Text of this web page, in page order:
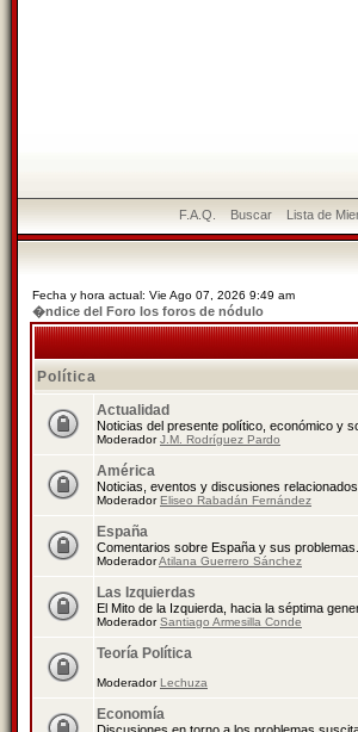
F.A.Q. Buscar Lista de
Fecha y hora actual: Vie Ago 07, 2026 9:49 am
�ndice del Foro los foros de nódulo
Política
Actualidad
Noticias del presente político, económico y
ModeradorJ.M. Rodríguez Pardo
América
Noticias, eventos y discusiones relacionados
ModeradorEliseo Rabadán Fernández
España
Comentarios sobre España y sus problemas.
ModeradorAtilana Guerrero Sánchez
Las Izquierdas
El Mito de la Izquierda, hacia la séptima
ModeradorSantiago Armesilla Conde
Teoría Política
ModeradorLechuza
Economía